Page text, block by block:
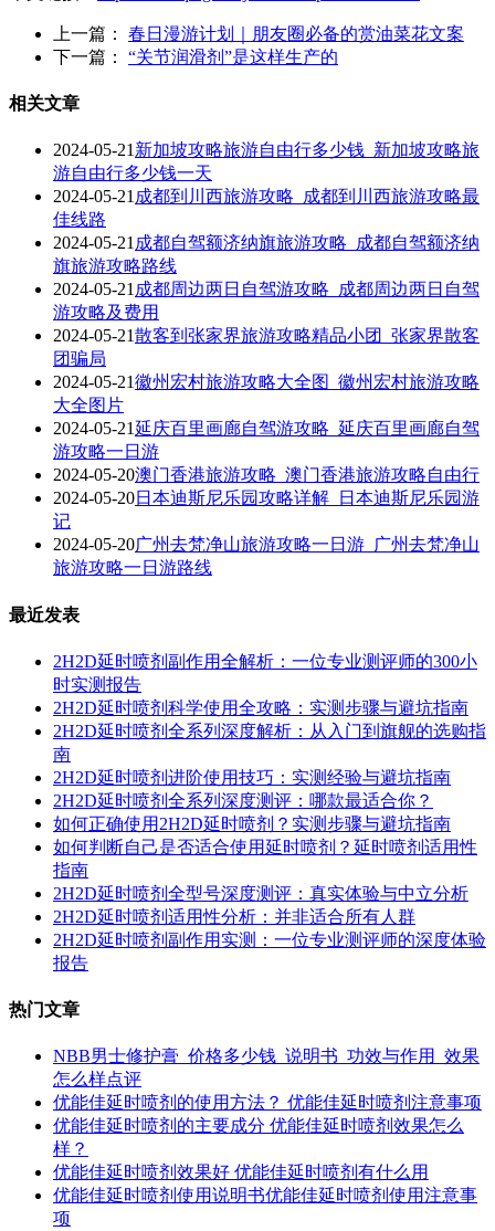
上一篇： 春日漫游计划｜朋友圈必备的赏油菜花文案
下一篇： “关节润滑剂”是这样生产的
相关文章
2024-05-21 新加坡攻略旅游自由行多少钱_新加坡攻略旅
游自由行多少钱一天
2024-05-21 成都到川西旅游攻略_成都到川西旅游攻略最
佳线路
2024-05-21 成都自驾额济纳旗旅游攻略_成都自驾额济纳
旗旅游攻略路线
2024-05-21 成都周边两日自驾游攻略_成都周边两日自驾
游攻略及费用
2024-05-21散客到张家界旅游攻略精品小团_张家界散客
团骗局
2024-05-21徽州宏村旅游攻略大全图_徽州宏村旅游攻略
大全图片
2024-05-21延庆百里画廊自驾游攻略_延庆百里画廊自驾
游攻略一日游
2024-05-20澳门香港旅游攻略_澳门香港旅游攻略自由行
2024-05-20日本迪斯尼乐园攻略详解_日本迪斯尼乐园游
记
2024-05-20广州去梵净山旅游攻略一日游_广州去梵净山
旅游攻略一日游路线
最近发表
2H2D延时喷剂副作用全解析：一位专业测评师的300小
时实测报告
2H2D延时喷剂科学使用全攻略：实测步骤与避坑指南
2H2D延时喷剂全系列深度解析：从入门到旗舰的选购指
南
2H2D延时喷剂进阶使用技巧：实测经验与避坑指南
2H2D延时喷剂全系列深度测评：哪款最适合你？
如何正确使用2H2D延时喷剂？实测步骤与避坑指南
如何判断自己是否适合使用延时喷剂？延时喷剂适用性
指南
2H2D延时喷剂全型号深度测评：真实体验与中立分析
2H2D延时喷剂适用性分析：并非适合所有人群
2H2D延时喷剂副作用实测：一位专业测评师的深度体验
报告
热门文章
NBB男士修护膏_价格多少钱_说明书_功效与作用_效果
怎么样点评
优能佳延时喷剂的使用方法？ 优能佳延时喷剂注意事项
优能佳延时喷剂的主要成分 优能佳延时喷剂效果怎么
样？
优能佳延时喷剂效果好 优能佳延时喷剂有什么用
优能佳延时喷剂使用说明书优能佳延时喷剂使用注意事
项